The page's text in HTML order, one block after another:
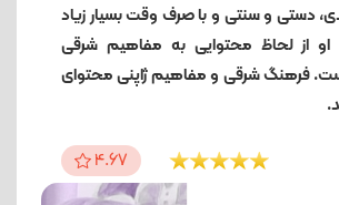
دستی و سنتی و با صرف وقت بسیار زیاد
او از لحاظ محتوایی به مفاهیم شرقی
فرهنگ شرقی و مفاهیم ژاپنی محتوای
4.67